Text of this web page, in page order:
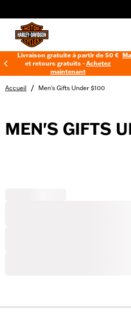
Livraison gratuite à partir de 50 €
et retours gratuits -Achetez
maintenant
Accueil / Men's Gifts Under $100
MEN'S GIFTS